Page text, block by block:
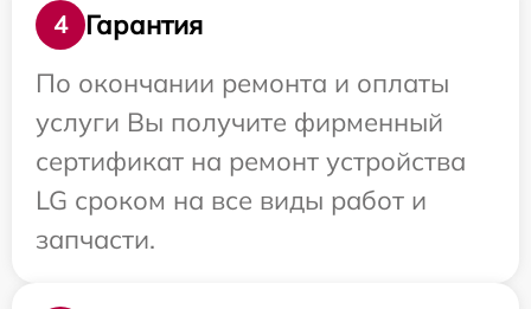
4
Гарантия
По окончании ремонта и оплаты
услуги Вы получите фирменный
сертификат на ремонт устройства
LG сроком на все виды работ и
запчасти.